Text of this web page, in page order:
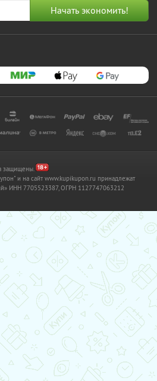
защищены.
и на сайт www.kupikupon.ru принадлежат
ИНН 7705523387, ОГРН 1127747063212